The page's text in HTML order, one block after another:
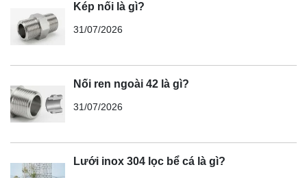
Kép nối là gì?
31/07/2026
Nối ren ngoài 42 là gì?
31/07/2026
Lưới inox 304 lọc bể cá là gì?